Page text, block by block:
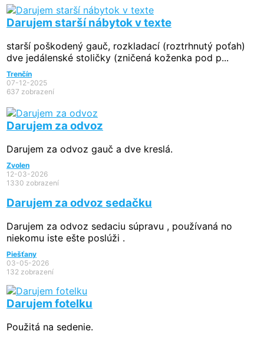
Darujem starší nábytok v texte
starší poškodený gauč, rozkladací (roztrhnutý poťah)
dve jedálenské stoličky (zničená koženka pod p...
Trenčín
07-12-2025
637 zobrazení
Darujem za odvoz
Darujem za odvoz gauč a dve kreslá.
Zvolen
12-03-2026
1330 zobrazení
Darujem za odvoz sedačku
Darujem za odvoz sedaciu súpravu , používaná no
niekomu iste ešte poslúži .
Piešťany
03-05-2026
132 zobrazení
Darujem fotelku
Použitá na sedenie.